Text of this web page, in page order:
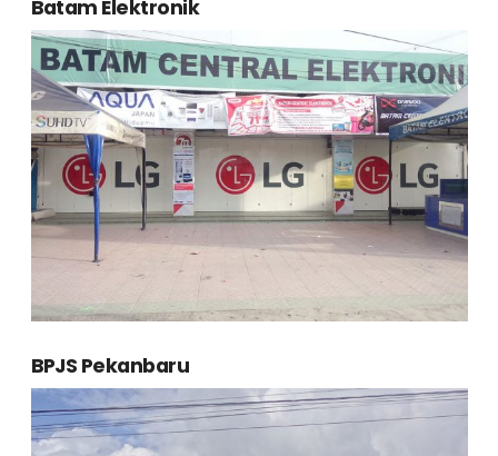
Batam Elektronik
BPJS Pekanbaru